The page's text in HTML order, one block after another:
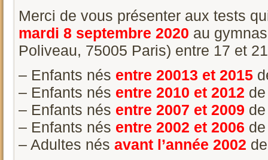
Merci de vous présenter aux tests
mardi 8 septembre 2020 au
Poliveau, 75005 Paris) entre 17 et
– Enfants nés entre 20013 et 2015
– Enfants nés entre 2010 et 2012
– Enfants nés entre 2007 et 2009
– Enfants nés entre 2002 et 2006
– Adultes nés avant l’année 2002